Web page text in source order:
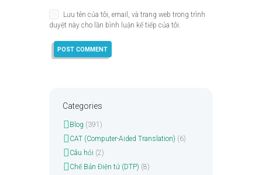
Lưu tên của tôi, email, và trang web trong trình
duyệt này cho lần bình luận kế tiếp của tôi.
Categories
Blog (391)
CAT (Computer-Aided Translation) (6)
Câu hỏi (2)
Chế Bản Điện tử (DTP) (8)